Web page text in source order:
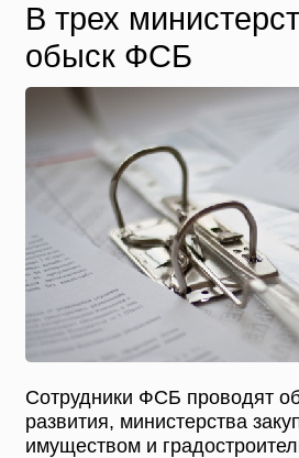
В трех
обыск ФСБ
Сотрудники ФСБ проводят
развития, министерства
имуществом и